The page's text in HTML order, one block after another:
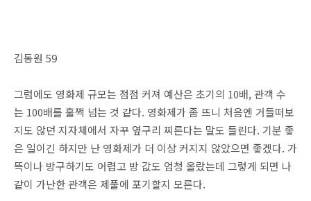
김동원 59
그럼에도 영화제 규모는 점점 커져 예산은 초기의 10배, 관객 수
는 100배를 훌쩍 넘는 것 같다. 영화제가 좀 뜨니 처음엔 거들떠보
지도 않던 지자체에서 자꾸 옆구리 찌른다는 말도 들린다. 기분 좋
은 일이긴 하지만 난 영화제가 더 이상 커지지 않았으면 좋겠다. 가
뜩이나 방구하기도 어렵고 방 값도 엄청 올랐는데 그렇게 되면 나
같이 가난한 관객은 제풀에 포기할지 모른다.